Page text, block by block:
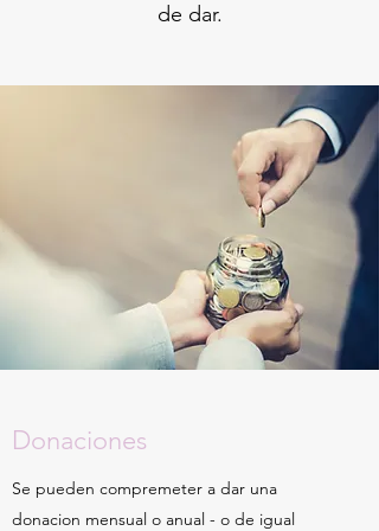
de dar.
Donaciones
Se pueden compremeter a dar una
donacion mensual o anual - o de igual